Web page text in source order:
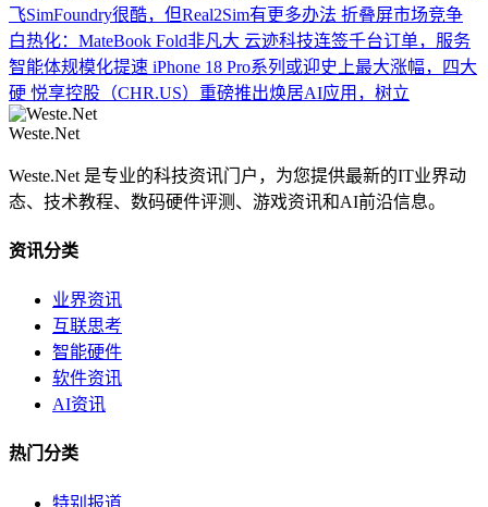
飞SimFoundry很酷，但Real2Sim有更多办法 折叠屏市场竞争
白热化：MateBook Fold非凡大 云迹科技连签千台订单，服务
智能体规模化提速 iPhone 18 Pro系列或迎史上最大涨幅，四大
硬 悦享控股（CHR.US）重磅推出焕居AI应用，树立
Weste.Net
Weste.Net 是专业的科技资讯门户，为您提供最新的IT业界动
态、技术教程、数码硬件评测、游戏资讯和AI前沿信息。
资讯分类
业界资讯
互联思考
智能硬件
软件资讯
AI资讯
热门分类
特别报道